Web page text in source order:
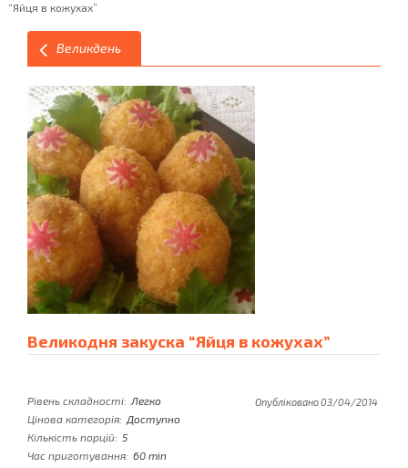
“Яйця в кожухах”
Великдень
Великодня закуска “Яйця в кожухах”
Рівень складності: Легко
Цінова категорія: Доступно
Кількість порцій: 5
Час приготування: 60 min
Опубліковано 03/04/2014